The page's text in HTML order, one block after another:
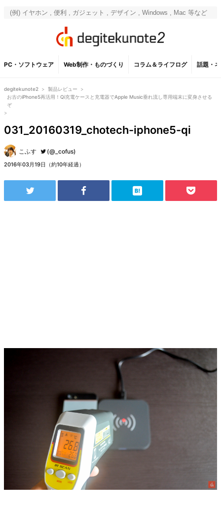
PC・ソフトウェア Web制作・ものづくり コラム＆ライフログ 話題・
degitekunote2 > 製品レビュー
>
お古のiPhone5再活用！Qi充電ケースと充電器でApple Music垂れ流し専用端末に変身させる
ぞ
>
031_20160319_chotech-iphone5-qi
こふす (@_cofus)
2016年03月19日（約10年経過）